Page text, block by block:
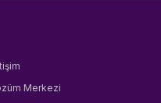
Merkezi